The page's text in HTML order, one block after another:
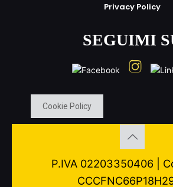
Privacy Policy
SEGUIMI
Cookie Policy
P.IVA 02203350406 |